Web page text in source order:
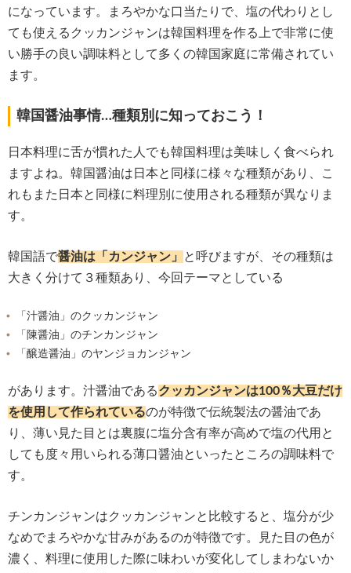
になっています。まろやかな口当たりで、塩の代わりとし
ても使えるクッカンジャンは韓国料理を作る上で非常に使
い勝手の良い調味料として多くの韓国家庭に常備されてい
ます。
韓国醤油事情…種類別に知っておこう！
日本料理に舌が慣れた人でも韓国料理は美味しく食べられ
ますよね。韓国醤油は日本と同様に様々な種類があり、こ
れもまた日本と同様に料理別に使用される種類が異なりま
す。
韓国語で醤油は「カンジャン」
と呼びますが、その種類は
大きく分けて３種類あり、今回テーマとしている
「汁醤油」のクッカンジャン
「陳醤油」のチンカンジャン
「醸造醤油」のヤンジョカンジャン
があります。汁醤油であるクッカンジャンは100％大豆だけ
を使用して作られているのが特徴で伝統製法の醤油であ
り、薄い見た目とは裏腹に塩分含有率が高めで塩の代用と
しても度々用いられる薄口醤油といったところの調味料で
す。
チンカンジャンはクッカンジャンと比較すると、塩分が少
なめでまろやかな甘みがあるのが特徴です。見た目の色が
濃く、料理に使用した際に味わいが変化してしまわないか